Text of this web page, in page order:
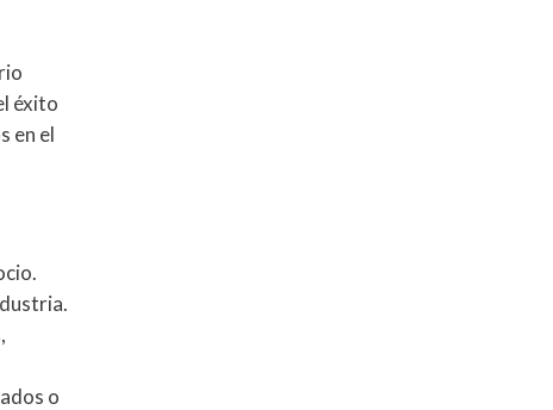
éxito
en el
o